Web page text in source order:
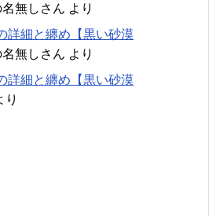
無しさん より
詳細と纏め【黒い砂漠
無しさん より
詳細と纏め【黒い砂漠
り